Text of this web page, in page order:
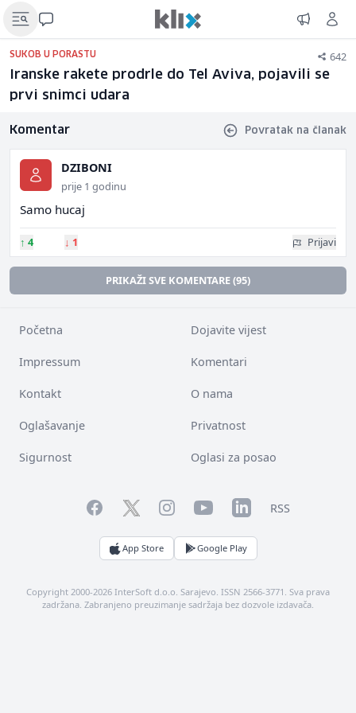
SUKOB U PORASTU 642
Iranske rakete prodrle do Tel Aviva, pojavili se
prvi snimci udara
Komentar Povratak na članak
DZIBONI
prije 1 godinu
Samo hucaj
↑ 4 ↓ 1 Prijavi
PRIKAŽI SVE KOMENTARE (95)
Početna Dojavite vijest
Impressum Komentari
Kontakt O nama
Oglašavanje Privatnost
Sigurnost Oglasi za posao
FacebookTwitterInstagramYouTubeLinkedInRSS
App Store Google Play
Copyright 2000-2026 InterSoft d.o.o. Sarajevo. ISSN 2566-3771. Sva prava
zadržana. Zabranjeno preuzimanje sadržaja bez dozvole izdavača.